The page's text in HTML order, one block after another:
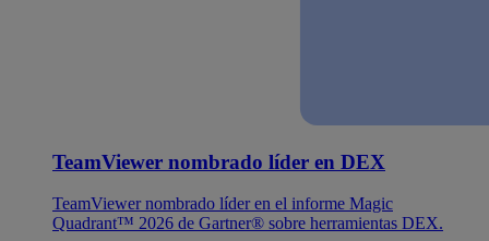
TeamViewer nombrado líder en DEX
TeamViewer nombrado líder en el informe Magic
Quadrant™ 2026 de Gartner® sobre herramientas DEX.